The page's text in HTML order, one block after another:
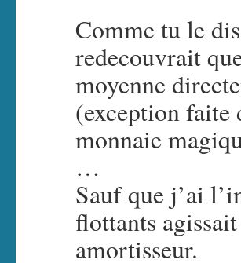
Comme tu le
redecouvrait
moyenne
(exception faite
monnaie
…
Sauf que j’ai
flottants
amortisseur.